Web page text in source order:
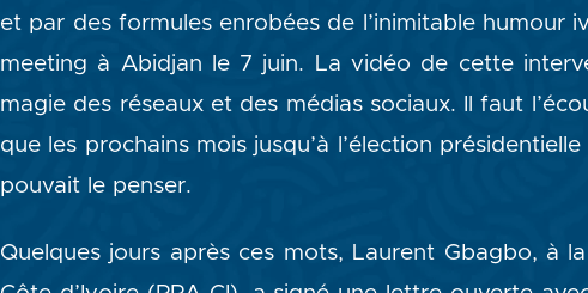
et par des formules enrobées de l’inimitable humour
meeting à Abidjan le 7 juin. La vidéo de cette
magie des réseaux et des médias sociaux. Il faut
que les prochains mois jusqu’à l’élection
pouvait le penser.
Quelques jours après ces mots, Laurent Gbagbo, à